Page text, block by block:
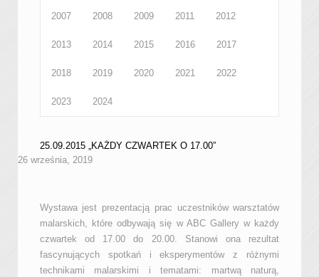
2007 2008 2009 2011 2012
2013 2014 2015 2016 2017
2018 2019 2020 2021 2022
2023 2024
25.09.2015 „KAŻDY CZWARTEK O 17.00”
26 września, 2019
Wystawa jest prezentacją prac uczestników warsztatów
malarskich, które odbywają się w ABC Gallery w każdy
czwartek od 17.00 do 20.00. Stanowi ona rezultat
fascynujących spotkań i eksperymentów z różnymi
technikami malarskimi i tematami: martwą naturą,